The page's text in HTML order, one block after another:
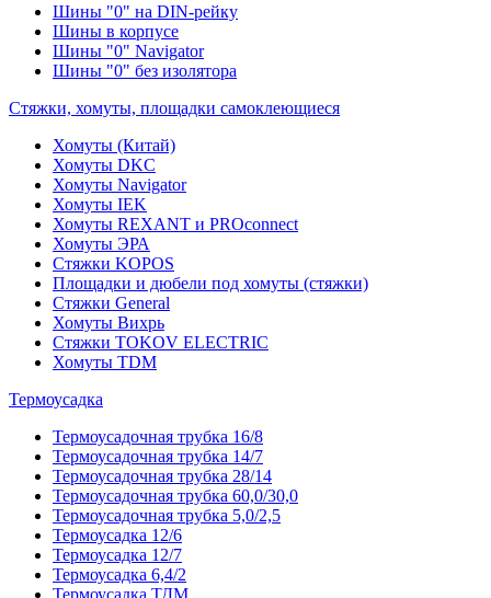
Шины "0" на DIN-рейку
Шины в корпусе
Шины "0" Navigator
Шины "0" без изолятора
Стяжки, хомуты, площадки самоклеющиеся
Хомуты (Китай)
Хомуты DKC
Хомуты Navigator
Хомуты IEK
Хомуты REXANT и PROconnect
Хомуты ЭРА
Стяжки KOPOS
Площадки и дюбели под хомуты (стяжки)
Стяжки General
Хомуты Вихрь
Стяжки TOKOV ELECTRIC
Хомуты TDM
Термоусадка
Термоусадочная трубка 16/8
Термоусадочная трубка 14/7
Термоусадочная трубка 28/14
Термоусадочная трубка 60,0/30,0
Термоусадочная трубка 5,0/2,5
Термоусадка 12/6
Термоусадка 12/7
Термоусадка 6,4/2
Термоусадка ТДМ